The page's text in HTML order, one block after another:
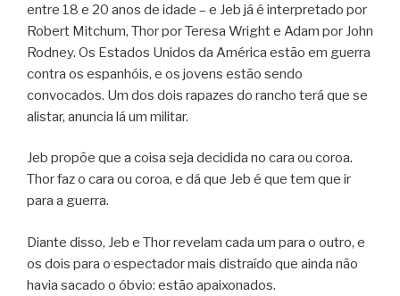
entre 18 e 20 anos de idade – e Jeb já é interpretado por
Robert Mitchum, Thor por Teresa Wright e Adam por John
Rodney. Os Estados Unidos da América estão em guerra
contra os espanhóis, e os jovens estão sendo
convocados. Um dos dois rapazes do rancho terá que se
alistar, anuncia lá um militar.
Jeb propõe que a coisa seja decidida no cara ou coroa.
Thor faz o cara ou coroa, e dá que Jeb é que tem que ir
para a guerra.
Diante disso, Jeb e Thor revelam cada um para o outro, e
os dois para o espectador mais distraído que ainda não
havia sacado o óbvio: estão apaixonados.